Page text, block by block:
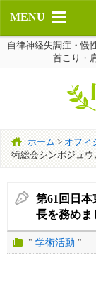
MENU
自律神経失調症・慢
首こり・
ホーム > オフィ
術総会シンポジュ
第61回日
長を務めま
" 学術活動 "